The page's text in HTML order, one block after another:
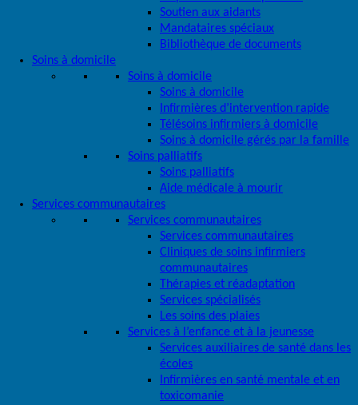
Soutien aux aidants
Mandataires spéciaux
Bibliothèque de documents
Soins à domicile
Soins à domicile
Soins à domicile
Infirmières d’intervention rapide
Télésoins infirmiers à domicile
Soins à domicile gérés par la famille
Soins palliatifs
Soins palliatifs
Aide médicale à mourir
Services communautaires
Services communautaires
Services communautaires
Cliniques de soins infirmiers
communautaires
Thérapies et réadaptation
Services spécialisés
Les soins des plaies
Services à l’enfance et à la jeunesse
Services auxiliaires de santé dans les
écoles
Infirmières en santé mentale et en
toxicomanie